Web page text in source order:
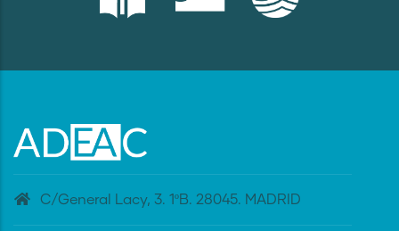
C/General Lacy, 3. 1ºB. 28045. MADRID